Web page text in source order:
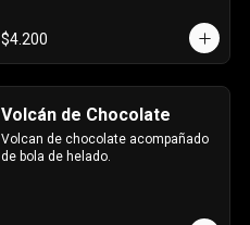
$4.200
Volcán de Chocolate
Volcan de chocolate acompañado
de bola de helado.